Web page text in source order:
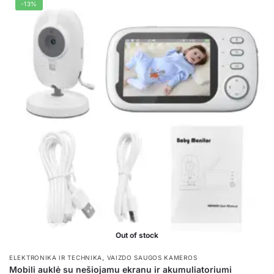
-13%
Out of stock
ELEKTRONIKA IR TECHNIKA , VAIZDO SAUGOS KAMEROS
Mobili auklė su nešiojamu ekranu ir akumuliatoriumi